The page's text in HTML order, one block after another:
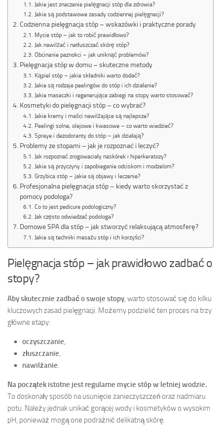
Jakie jest znaczenie pielęgnacji stóp dla zdrowia?
Jakie są podstawowe zasady codziennej pielęgnacji?
Codzienna pielęgnacja stóp – wskazówki i praktyczne porady
Mycie stóp – jak to robić prawidłowo?
Jak nawilżać i natłuszczać skórę stóp?
Obcinanie paznokci – jak uniknąć problemów?
Pielęgnacja stóp w domu – skuteczne metody
Kąpiel stóp – jakie składniki warto dodać?
Jakie są rodzaje peelingów do stóp i ich działanie?
Jakie maseczki i regenerujące zabiegi na stopy warto stosować?
Kosmetyki do pielęgnacji stóp – co wybrać?
Jakie kremy i maści nawilżające są najlepsze?
Peelingi solne, olejowe i kwasowe – co warto wiedzieć?
Spraye i dezodoranty do stóp – jak działają?
Problemy ze stopami – jak je rozpoznać i leczyć?
Jak rozpoznać zrogowaciały naskórek i hiperkeratozy?
Jakie są przyczyny i zapobieganie odciskom i modzelom?
Grzybica stóp – jakie są objawy i leczenie?
Profesjonalna pielęgnacja stóp – kiedy warto skorzystać z
pomocy podologa?
Co to jest pedicure podologiczny?
Jak często odwiedzać podologa?
Domowe SPA dla stóp – jak stworzyć relaksującą atmosferę?
Jakie są techniki masażu stóp i ich korzyści?
Pielęgnacja stóp – jak prawidłowo zadbać o
stopy?
Aby skutecznie zadbać o swoje stopy, warto stosować się do kilku
kluczowych zasad pielęgnacji. Możemy podzielić ten proces na trzy
główne etapy:
oczyszczanie,
złuszczanie,
nawilżanie.
Na początek istotne jest regularne mycie stóp w letniej wodzie.
To doskonały sposób na usunięcie zanieczyszczeń oraz nadmiaru
potu. Należy jednak unikać gorącej wody i kosmetyków o wysokim
pH, ponieważ mogą one podrażnić delikatną skórę.